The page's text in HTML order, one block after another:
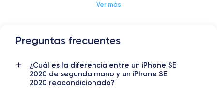
Nombre GPU
Cámara Cámara Frontal
Ver más
Preguntas frecuentes
¿Cuál es la diferencia entre un iPhone SE
2020 de segunda mano y un iPhone SE
2020 reacondicionado?